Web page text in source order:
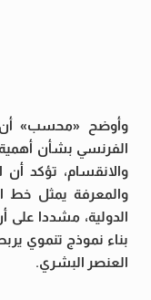
وأوضح «محسب» أن
الفرنسي بشأن
والانقسام، تؤكد أن
والمعرفة يمثل خط
الدولية، مشددا
بناء نموذج تنموي
العنصر البشري.